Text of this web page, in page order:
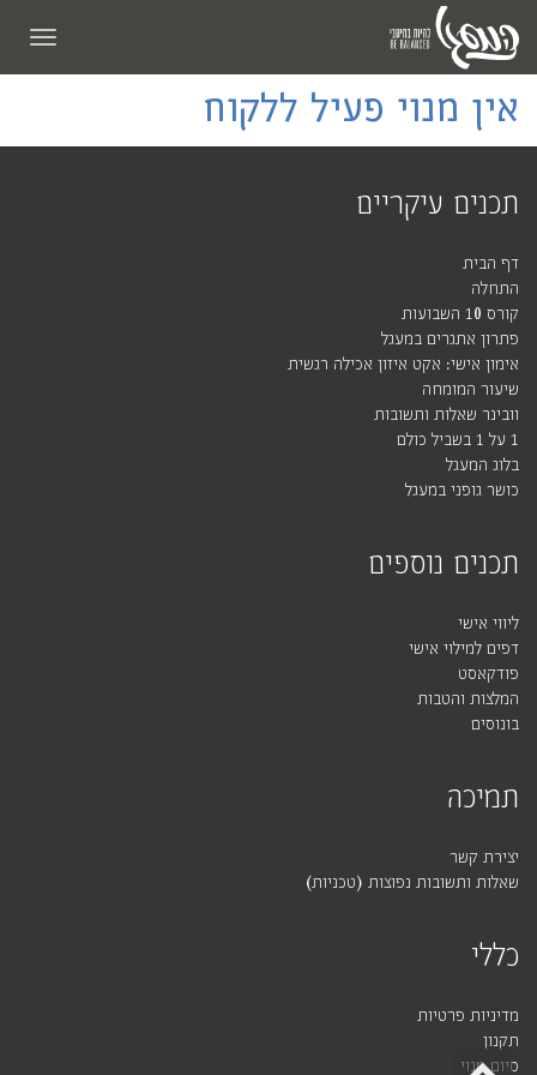
אין מנוי פעיל ללקוח
תכנים עיקריים
דף הבית
התחלה
קורס 10 השבועות
פתרון אתגרים במעגל
אימון אישי: אקט איזון אכילה רגשית
שיעור המומחה
וובינר שאלות ותשובות
1 על 1 בשביל כולם
בלוג המעגל
כושר גופני במעגל
תכנים נוספים
ליווי אישי
דפים למילוי אישי
פודקאסט
המלצות והטבות
בונוסים
תמיכה
יצירת קשר
שאלות ותשובות נפוצות (טכניות)
כללי
מדיניות פרטיות
תקנון
סיום מנוי